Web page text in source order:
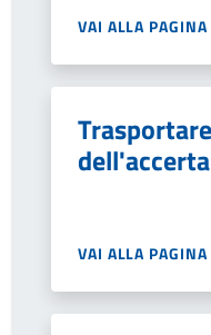
VAI ALLA PAGINA
VAI ALLA PAGINA